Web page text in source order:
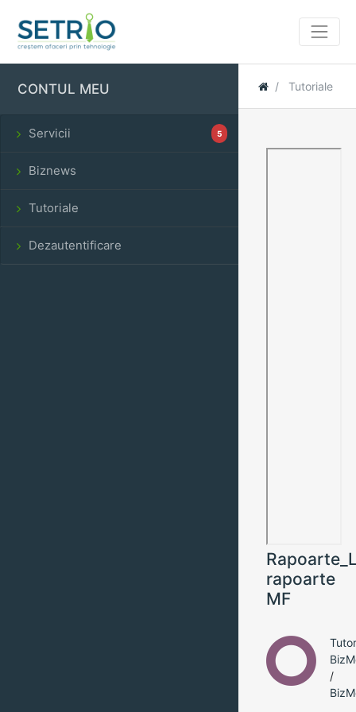
Tutoriale
CONTUL MEU
Servicii 5
Biznews
Tutoriale
Dezautentificare
rapoarte
MF
/